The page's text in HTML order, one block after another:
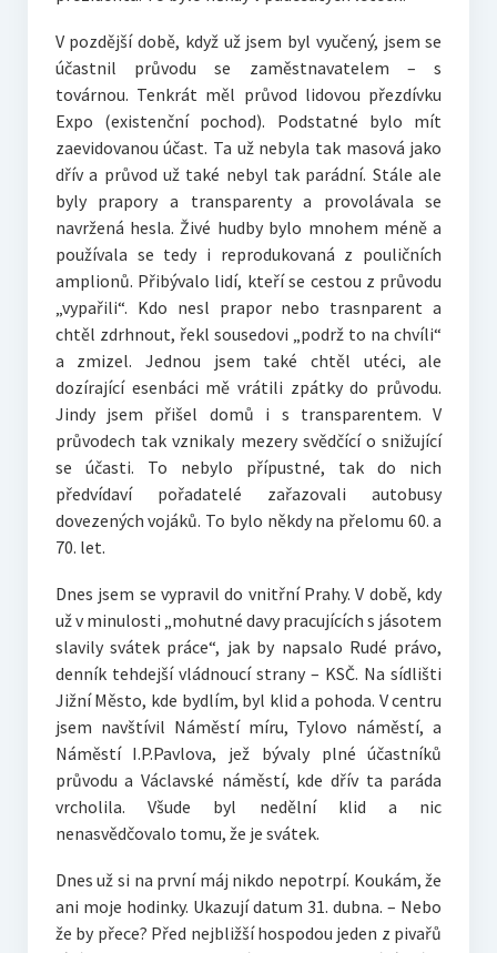
V pozdější době, když už jsem byl vyučený, jsem se
účastnil průvodu se zaměstnavatelem – s
továrnou. Tenkrát měl průvod lidovou přezdívku
Expo (existenční pochod). Podstatné bylo mít
zaevidovanou účast. Ta už nebyla tak masová jako
dřív a průvod už také nebyl tak parádní. Stále ale
byly prapory a transparenty a provolávala se
navržená hesla. Živé hudby bylo mnohem méně a
používala se tedy i reprodukovaná z pouličních
amplionů. Přibývalo lidí, kteří se cestou z průvodu
„vypařili“. Kdo nesl prapor nebo trasnparent a
chtěl zdrhnout, řekl sousedovi „podrž to na chvíli“
a zmizel. Jednou jsem také chtěl utéci, ale
dozírající esenbáci mě vrátili zpátky do průvodu.
Jindy jsem přišel domů i s transparentem. V
průvodech tak vznikaly mezery svědčící o snižující
se účasti. To nebylo přípustné, tak do nich
předvídaví pořadatelé zařazovali autobusy
dovezených vojáků. To bylo někdy na přelomu 60. a
70. let.
Dnes jsem se vypravil do vnitřní Prahy. V době, kdy
už v minulosti „mohutné davy pracujících s jásotem
slavily svátek práce“, jak by napsalo Rudé právo,
denník tehdejší vládnoucí strany – KSČ. Na sídlišti
Jižní Město, kde bydlím, byl klid a pohoda. V centru
jsem navštívil Náměstí míru, Tylovo náměstí, a
Náměstí I.P.Pavlova, jež bývaly plné účastníků
průvodu a Václavské náměstí, kde dřív ta paráda
vrcholila. Všude byl nedělní klid a nic
nenasvědčovalo tomu, že je svátek.
Dnes už si na první máj nikdo nepotrpí. Koukám, že
ani moje hodinky. Ukazují datum 31. dubna. – Nebo
že by přece? Před nejbližší hospodou jeden z pivařů